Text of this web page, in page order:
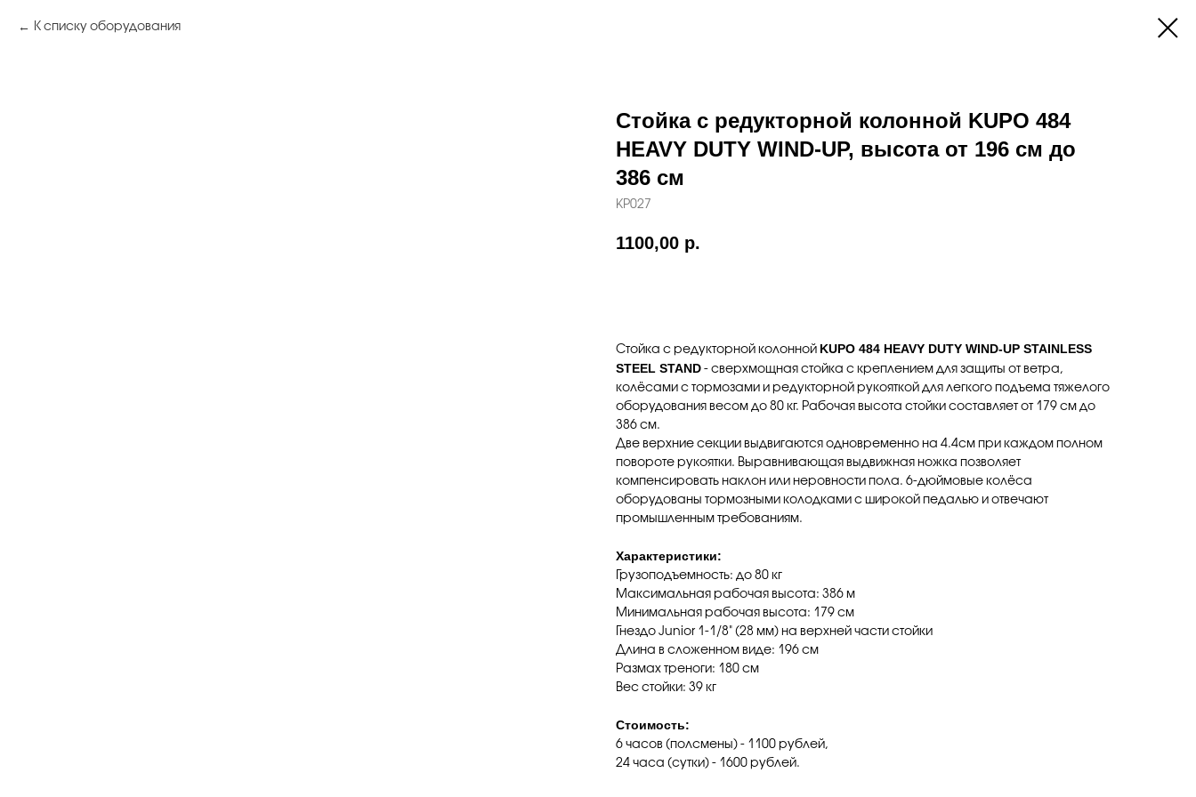
К списку оборудования
Стойка с редукторной колонной KUPO 484
HEAVY DUTY WIND-UP, высота от 196 см до
386 см
KP027
1100,00 р.
Стойка с редукторной колонной KUPO 484 HEAVY DUTY WIND-UP STAINLESS
STEEL STAND - сверхмощная стойка с креплением для защиты от ветра,
колёсами с тормозами и редукторной рукояткой для легкого подъема тяжелого
оборудования весом до 80 кг. Рабочая высота стойки составляет от 179 см до
386 см.
Две верхние секции выдвигаются одновременно на 4.4см при каждом полном
повороте рукоятки. Выравнивающая выдвижная ножка позволяет
компенсировать наклон или неровности пола. 6-дюймовые колёса
оборудованы тормозными колодками с широкой педалью и отвечают
промышленным требованиям.
Характеристики:
Грузоподъемность: до 80 кг
Максимальная рабочая высота: 386 м
Минимальная рабочая высота: 179 см
Гнездо Junior 1-1/8" (28 мм) на верхней части стойки
Длина в сложенном виде: 196 см
Размах треноги: 180 см
Вес стойки: 39 кг
Стоимость:
6 часов (полсмены) - 1100 рублей,
24 часа (сутки) - 1600 рублей.